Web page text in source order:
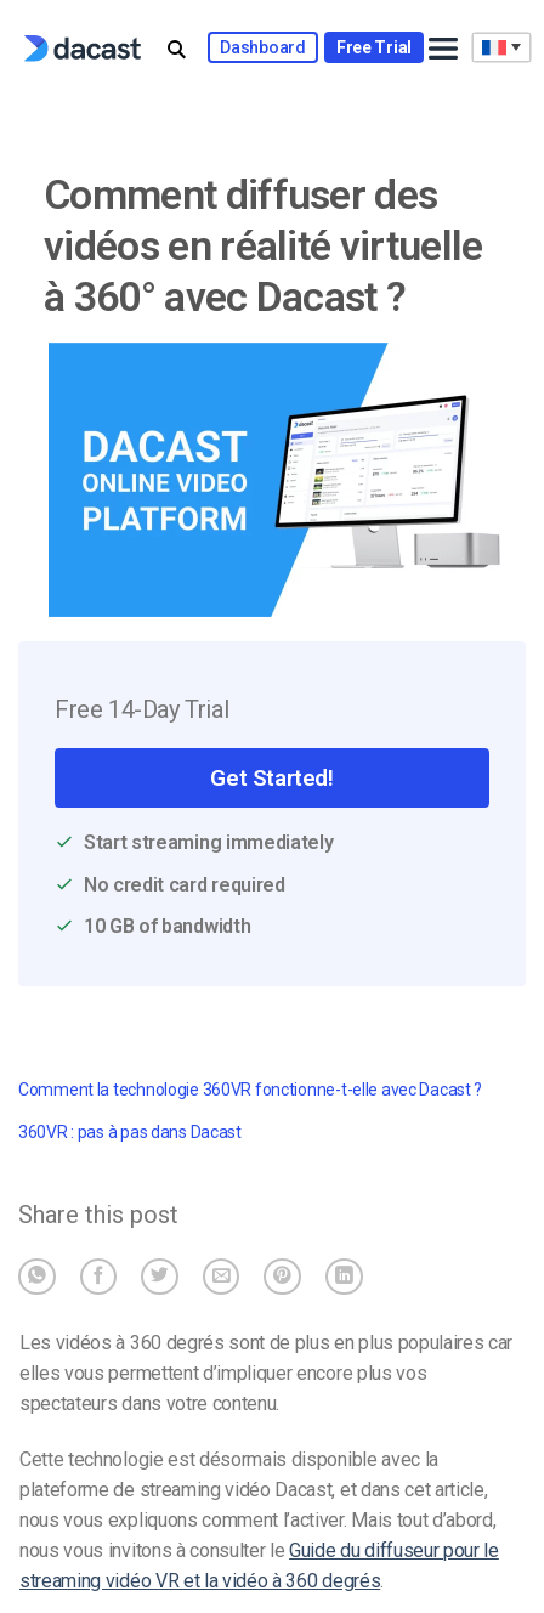
Dashboard Free Trial
Comment diffuser des
vidéos en réalité virtuelle
à 360° avec Dacast ?
Free 14-Day Trial
Get Started!
Start streaming immediately
No credit card required
10 GB of bandwidth
Comment la technologie 360VR fonctionne-t-elle avec Dacast ?
360VR : pas à pas dans Dacast
Share this post
Les vidéos à 360 degrés sont de plus en plus populaires car
elles vous permettent d’impliquer encore plus vos
spectateurs dans votre contenu.
Cette technologie est désormais disponible avec la
plateforme de streaming vidéo Dacast, et dans cet article,
nous vous expliquons comment l’activer. Mais tout d’abord,
nous vous invitons à consulter leGuide du diffuseur pour le
streaming vidéo VR et la vidéo à 360 degrés.